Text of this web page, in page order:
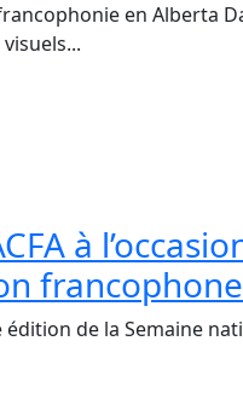
en Alberta
visuels...
à
édition de la Semaine